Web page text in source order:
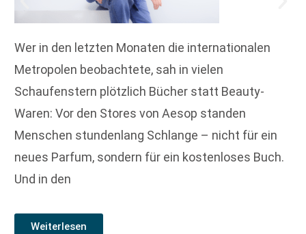
Wer in den letzten Monaten die internationalen
Metropolen beobachtete, sah in vielen
Schaufenstern plötzlich Bücher statt Beauty-
Waren: Vor den Stores von Aesop standen
Menschen stundenlang Schlange – nicht für ein
neues Parfum, sondern für ein kostenloses Buch.
Und in den
Weiterlesen